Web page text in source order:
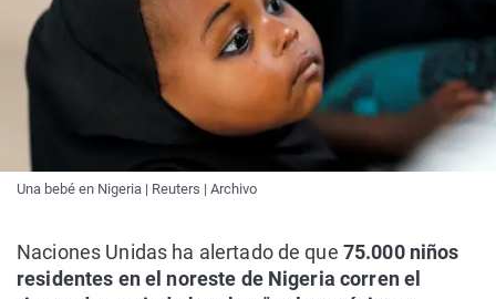
Una bebé en Nigeria | Reuters | Archivo
Naciones Unidas ha alertado de que 75.000 niños
residentes en el noreste de Nigeria corren el